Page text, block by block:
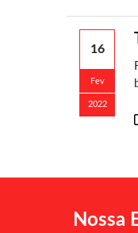
16
Fev
2022
Nossa